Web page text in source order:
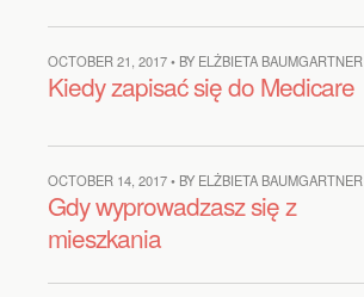
OCTOBER 21, 2017 • BY ELŻBIETA BAUMGARTNER
Kiedy zapisać się do Medicare
OCTOBER 14, 2017 • BY ELŻBIETA BAUMGARTNER
Gdy wyprowadzasz się z
mieszkania